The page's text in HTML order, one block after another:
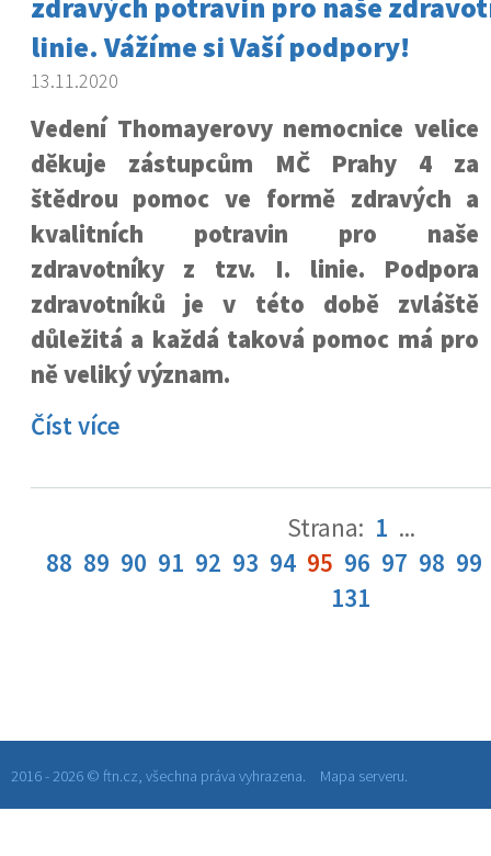
linie. Vážíme si Vaší podpory!
13.11.2020
Vedení Thomayerovy nemocnice velice
děkuje zástupcům MČ Prahy 4 za
štědrou pomoc ve formě zdravých a
kvalitních potravin pro naše
zdravotníky z tzv. I. linie. Podpora
zdravotníků je v této době zvláště
důležitá a každá taková pomoc má pro
ně veliký význam.
Číst více
Strana: 1 ...
88 89 90 91 92 93 94 95 96 97 98 99
131
2016 - 2026 © ftn.cz, všechna práva vyhrazena. Mapa serveru.